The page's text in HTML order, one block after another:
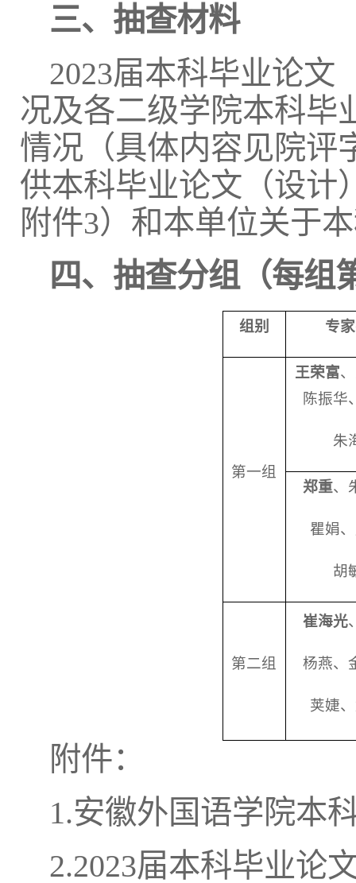
三、抽查材料
2023届本科毕业论文
况及各二级学院本科毕
情况（具体内容见院评
供本科毕业论文（设计
附件3）和本单位关于
四、 抽查分组（每组
组别 专
第一组
王荣富
陈振华
朱
郑重、
瞿娟
胡
第二组
崔海光
杨燕、
荚婕
附件：
1.安徽外国语学院本
2.2023届本科毕业论